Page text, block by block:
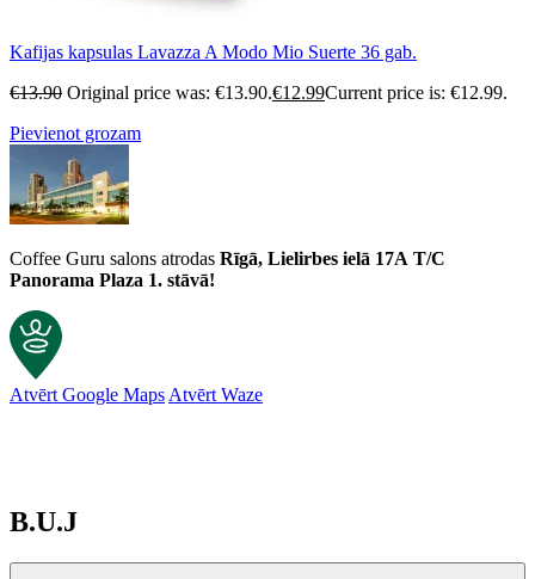
Kafijas kapsulas Lavazza A Modo Mio Suerte 36 gab.
€13.90 Original price was: €13.90.€12.99Current price is: €12.99.
Pievienot grozam
Coffee Guru salons atrodas Rīgā, Lielirbes ielā 17A T/C
Panorama Plaza 1. stāvā!
Atvērt Google Maps Atvērt Waze
B.U.J